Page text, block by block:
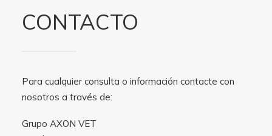
CONTACTO
Para cualquier consulta o información contacte con
nosotros a través de:
Grupo AXON VET